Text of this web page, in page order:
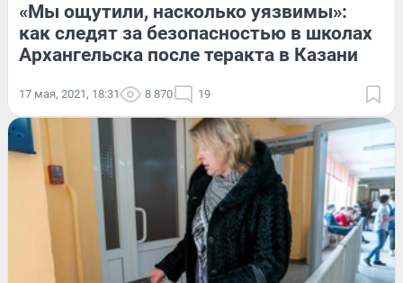
«Мы ощутили, насколько уязвимы»:
как следят за безопасностью в школах
Архангельска после теракта в Казани
17 мая, 2021, 18:31 8 870 19